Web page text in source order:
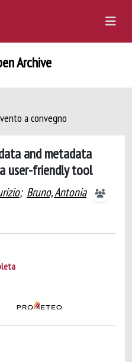
Archive
a convegno
and metadata
user-friendly tool
; Bruno, Antonia